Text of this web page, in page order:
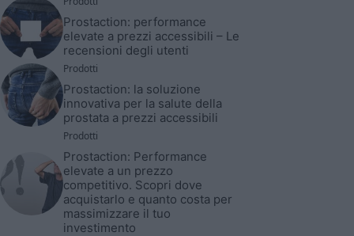
Prostaction: performance
elevate a prezzi accessibili – Le
recensioni degli utenti
Prodotti
Prostaction: la soluzione
innovativa per la salute della
prostata a prezzi accessibili
Prodotti
Prostaction: Performance
elevate a un prezzo
competitivo. Scopri dove
acquistarlo e quanto costa per
massimizzare il tuo
investimento